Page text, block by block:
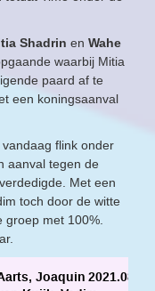
Shadrin en Wahe
waarbij Mitia
paard af te
een koningsaanval
vandaag flink onder
aanval tegen de
Met een
toch door de witte
groep met 100%.